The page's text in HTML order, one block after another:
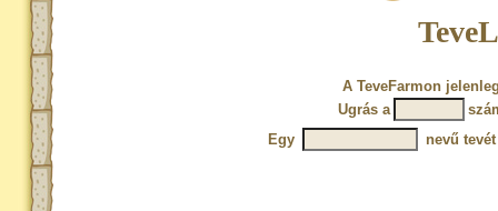
A TeveFarmon
Ugrás a
Egy
nevű